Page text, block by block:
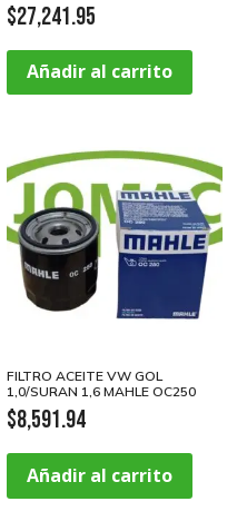
$27,241.95
Añadir al carrito
FILTRO ACEITE VW GOL
1,0/SURAN 1,6 MAHLE OC250
$8,591.94
Añadir al carrito